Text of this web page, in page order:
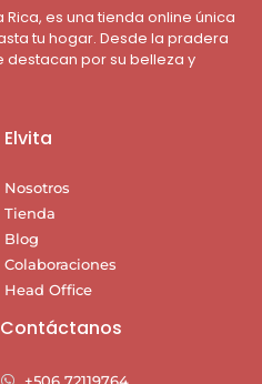
es una tienda online única
tu hogar. Desde la pradera
por su belleza y
Elvita
Nosotros
Tienda
Blog
Colaboraciones
Head Office
Contáctanos
+506 72119764